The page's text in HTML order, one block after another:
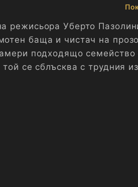
режисьора Уберто
баща и чистач на
подходящо семейство
се сблъсква с трудния